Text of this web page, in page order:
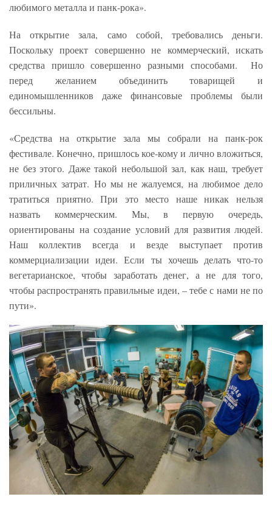
любимого металла и панк-рока».
На открытие зала, само собой, требовались деньги.
Поскольку проект совершенно не коммерческий, искать
средства пришло совершенно разными способами. Но
перед желанием объединить товарищей и
единомышленников даже финансовые проблемы были
бессильны.
«Средства на открытие зала мы собрали на панк-рок
фестивале. Конечно, пришлось кое-кому и лично вложиться,
не без этого. Даже такой небольшой зал, как наш, требует
приличных затрат. Но мы не жалуемся, на любимое дело
тратиться приятно. При это место наше никак нельзя
назвать коммерческим. Мы, в первую очередь,
ориентированы на создание условий для развития людей.
Наш коллектив всегда и везде выступает против
коммерциализации идеи. Если ты хочешь делать что-то
вегетарианское, чтобы заработать денег, а не для того,
чтобы распространять правильные идеи, – тебе с нами не по
пути».